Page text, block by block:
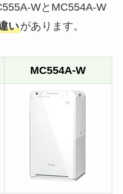
WとMC554A-W
いがあります。
MC554A-W